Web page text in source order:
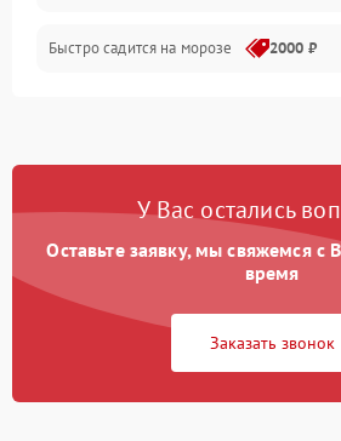
Быстро садится на морозе 2000 ₽
У Вас остались
Оставьте заявку, мы свяжемся
время
Заказать звонок